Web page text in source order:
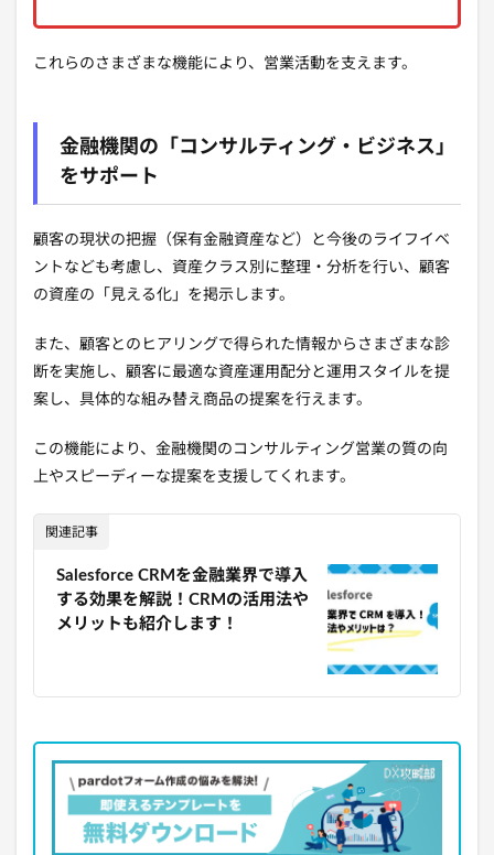
これらのさまざまな機能により、営業活動を支えます。
金融機関の「コンサルティング・ビジネス」
をサポート
顧客の現状の把握（保有金融資産など）と今後のライフイベ
ントなども考慮し、資産クラス別に整理・分析を行い、顧客
の資産の「見える化」を掲示します。
また、顧客とのヒアリングで得られた情報からさまざまな診
断を実施し、顧客に最適な資産運用配分と運用スタイルを提
案し、具体的な組み替え商品の提案を行えます。
この機能により、金融機関のコンサルティング営業の質の向
上やスピーディーな提案を支援してくれます。
関連記事
Salesforce CRMを金融業界で導入
する効果を解説！CRMの活用法や
メリットも紹介します！